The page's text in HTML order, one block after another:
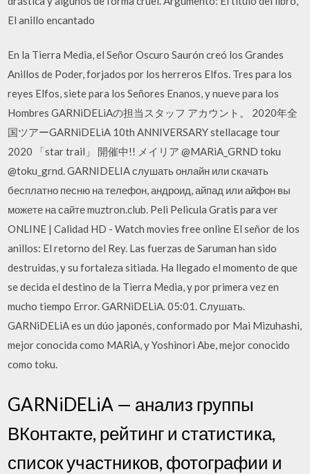
El anillo encantado
En la Tierra Media, el Señor Oscuro Saurón creó los Grandes
Anillos de Poder, forjados por los herreros Elfos. Tres para los
reyes Elfos, siete para los Señores Enanos, y nueve para los
Hombres GARNiDELiAの担当スタッフ アカウント。 2020年全
国ツアーGARNiDELiA 10th ANNIVERSARY stellacage tour
2020 「star trail」 開催中!! メイリア @MARiA_GRND toku
@toku_grnd. GARNIDELIA слушать онлайн или скачать
бесплатно песню на телефон, андроид, айпад или айфон вы
можете на сайте muztron.club. Peli Pelicula Gratis para ver
ONLINE | Calidad HD - Watch movies free online El señor de los
anillos: El retorno del Rey. Las fuerzas de Saruman han sido
destruidas, y su fortaleza sitiada. Ha llegado el momento de que
se decida el destino de la Tierra Media, y por primera vez en
mucho tiempo Error. GARNiDELiA. 05:01. Слушать.
GARNiDELiA es un dúo japonés, conformado por Mai Mizuhashi,
mejor conocida como MARiA, y Yoshinori Abe, mejor conocido
como toku.
GARNiDELiA — анализ группы
ВКонтакте, рейтинг и статистика,
список участников, фотографии и